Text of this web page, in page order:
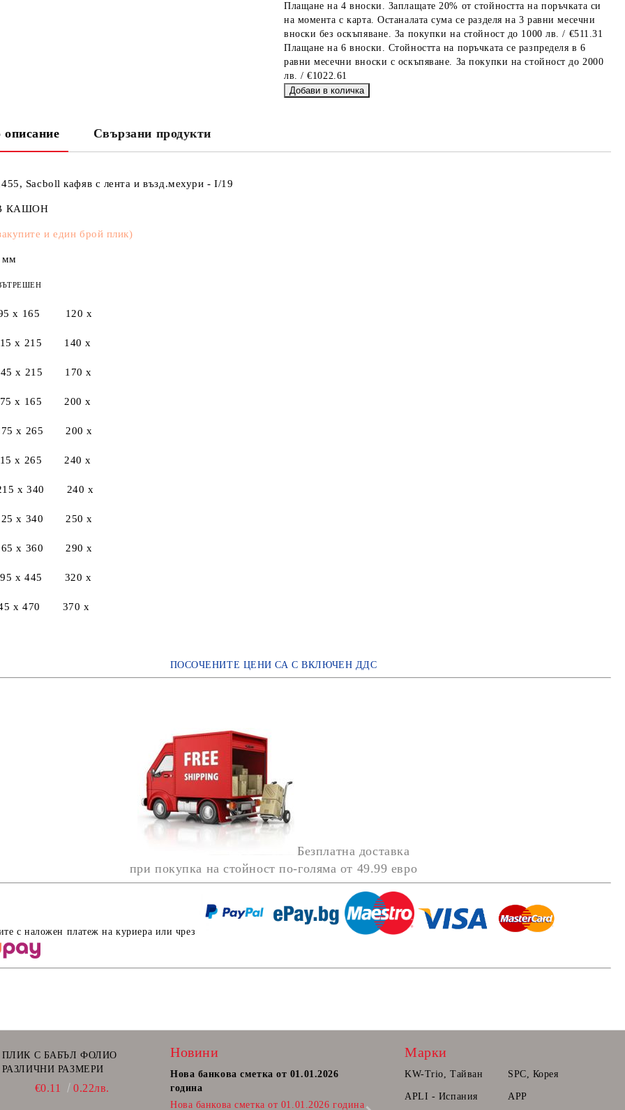
Плащане на 4 вноски. Заплащате 20% от стойността на поръчката си
на момента с карта. Останалата сума се разделя на 3 равни месечни
вноски без оскъпяване. За покупки на стойност до 1000 лв. / €511.31
Плащане на 6 вноски. Стойността на поръчката се разпределя в 6
равни месечни вноски с оскъпяване. За покупки на стойност до 2000
лв. / €1022.61
описание Свързани продукти
Sacboll кафяв с лента и възд.мехури - I/19
КАШОН
и един брой плик)
мм
x 165 120 x
x 215 140 x
x 215 170 x
x 165 200 x
x 265 200 x
x 265 240 x
x 340 240 x
x 340 250 x
x 360 290 x
x 445 320 x
x 470 370 x
ПОСОЧЕНИТЕ ЦЕНИ СА С ВКЛЮЧЕН ДДС
Безплатна доставка
при покупка на стойност по-голяма от 49.99 евро
с наложен платеж на куриера или чрез
ПЛИК С БАБЪЛ ФОЛИО
РАЗЛИЧНИ РАЗМЕРИ
€0.11 0.22лв.
Новини
Нова банкова сметка от 01.01.2026
година
Нова банкова сметка от 01.01.2026 година
Постоянна количка.
Радваме се да Ви съобщим, че вече може
Марки
KW-Trio, Тайван SPC, Корея
APLI - Испания APP